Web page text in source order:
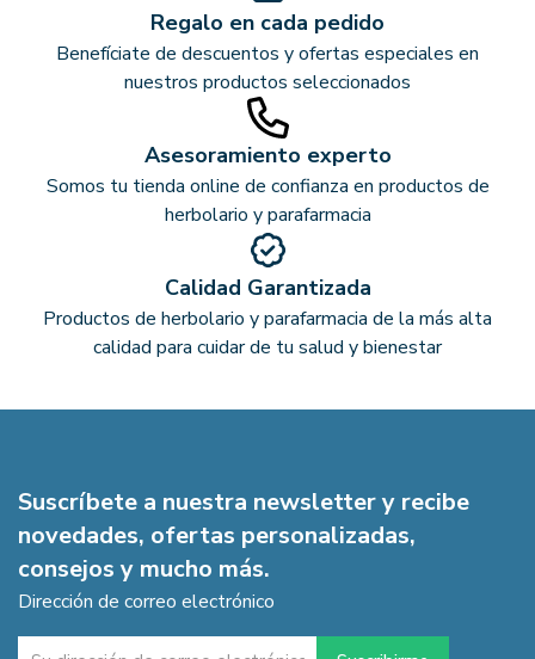
Regalo en cada pedido
Benefíciate de descuentos y ofertas especiales en
nuestros productos seleccionados
Asesoramiento experto
Somos tu tienda online de confianza en productos de
herbolario y parafarmacia
Calidad Garantizada
Productos de herbolario y parafarmacia de la más alta
calidad para cuidar de tu salud y bienestar
Suscríbete a nuestra newsletter y recibe
novedades, ofertas personalizadas,
consejos y mucho más.
Dirección de correo electrónico